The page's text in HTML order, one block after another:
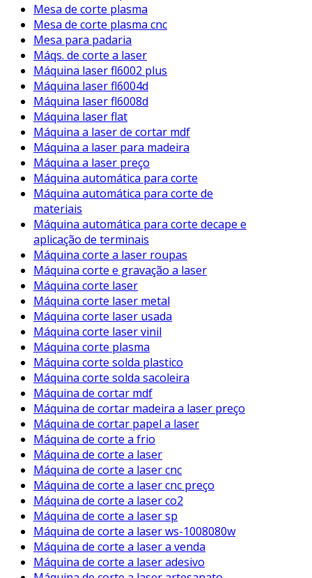
Mesa de corte plasma
Mesa de corte plasma cnc
Mesa para padaria
Máqs. de corte a laser
Máquina laser fl6002 plus
Máquina laser fl6004d
Máquina laser fl6008d
Máquina laser flat
Máquina a laser de cortar mdf
Máquina a laser para madeira
Máquina a laser preço
Máquina automática para corte
Máquina automática para corte de
materiais
Máquina automática para corte decape e
aplicação de terminais
Máquina corte a laser roupas
Máquina corte e gravação a laser
Máquina corte laser
Máquina corte laser metal
Máquina corte laser usada
Máquina corte laser vinil
Máquina corte plasma
Máquina corte solda plastico
Máquina corte solda sacoleira
Máquina de cortar mdf
Máquina de cortar madeira a laser preço
Máquina de cortar papel a laser
Máquina de corte a frio
Máquina de corte a laser
Máquina de corte a laser cnc
Máquina de corte a laser cnc preço
Máquina de corte a laser co2
Máquina de corte a laser sp
Máquina de corte a laser ws-1008080w
Máquina de corte a laser a venda
Máquina de corte a laser adesivo